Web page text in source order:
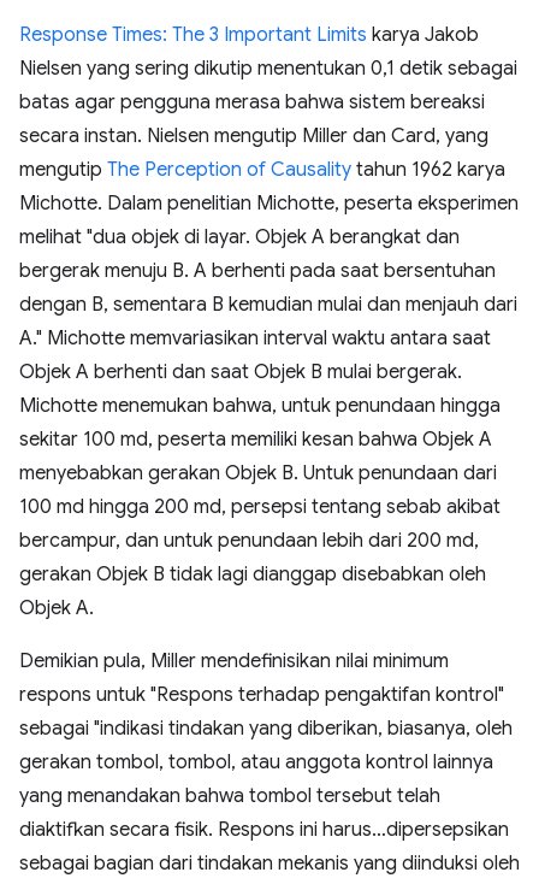
Response Times: The 3 Important Limits karya Jakob
Nielsen yang sering dikutip menentukan 0,1 detik sebagai
batas agar pengguna merasa bahwa sistem bereaksi
secara instan. Nielsen mengutip Miller dan Card, yang
mengutip The Perception of Causality tahun 1962 karya
Michotte. Dalam penelitian Michotte, peserta eksperimen
melihat "dua objek di layar. Objek A berangkat dan
bergerak menuju B. A berhenti pada saat bersentuhan
dengan B, sementara B kemudian mulai dan menjauh dari
A." Michotte memvariasikan interval waktu antara saat
Objek A berhenti dan saat Objek B mulai bergerak.
Michotte menemukan bahwa, untuk penundaan hingga
sekitar 100 md, peserta memiliki kesan bahwa Objek A
menyebabkan gerakan Objek B. Untuk penundaan dari
100 md hingga 200 md, persepsi tentang sebab akibat
bercampur, dan untuk penundaan lebih dari 200 md,
gerakan Objek B tidak lagi dianggap disebabkan oleh
Objek A.
Demikian pula, Miller mendefinisikan nilai minimum
respons untuk "Respons terhadap pengaktifan kontrol"
sebagai "indikasi tindakan yang diberikan, biasanya, oleh
gerakan tombol, tombol, atau anggota kontrol lainnya
yang menandakan bahwa tombol tersebut telah
diaktifkan secara fisik. Respons ini harus…dipersepsikan
sebagai bagian dari tindakan mekanis yang diinduksi oleh